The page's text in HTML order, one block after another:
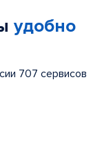
удобно
707 сервисов